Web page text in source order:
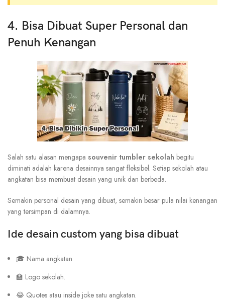
4. Bisa Dibuat Super Personal dan
Penuh Kenangan
Salah satu alasan mengapa souvenir tumbler sekolah begitu
diminati adalah karena desainnya sangat fleksibel. Setiap sekolah atau
angkatan bisa membuat desain yang unik dan berbeda.
Semakin personal desain yang dibuat, semakin besar pula nilai kenangan
yang tersimpan di dalamnya.
Ide desain custom yang bisa dibuat
🎓 Nama angkatan.
🏫 Logo sekolah.
😂 Quotes atau inside joke satu angkatan.